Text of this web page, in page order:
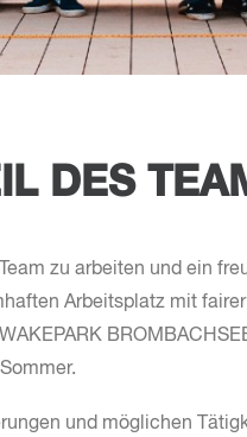
DES
zu arbeiten und ein
Arbeitsplatz mit fairer
Sommer.
und möglichen